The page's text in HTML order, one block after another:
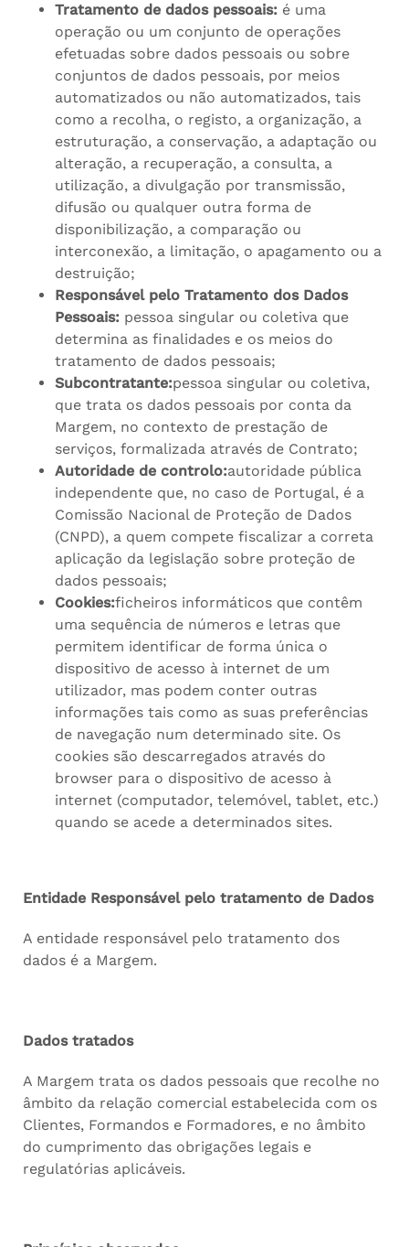
Tratamento de dados pessoais: é uma
operação ou um conjunto de operações
efetuadas sobre dados pessoais ou sobre
conjuntos de dados pessoais, por meios
automatizados ou não automatizados, tais
como a recolha, o registo, a organização, a
estruturação, a conservação, a adaptação ou
alteração, a recuperação, a consulta, a
utilização, a divulgação por transmissão,
difusão ou qualquer outra forma de
disponibilização, a comparação ou
interconexão, a limitação, o apagamento ou a
destruição;
Responsável pelo Tratamento dos Dados
Pessoais: pessoa singular ou coletiva que
determina as finalidades e os meios do
tratamento de dados pessoais;
Subcontratante:pessoa singular ou coletiva,
que trata os dados pessoais por conta da
Margem, no contexto de prestação de
serviços, formalizada através de Contrato;
Autoridade de controlo:autoridade pública
independente que, no caso de Portugal, é a
Comissão Nacional de Proteção de Dados
(CNPD), a quem compete fiscalizar a correta
aplicação da legislação sobre proteção de
dados pessoais;
Cookies:ficheiros informáticos que contêm
uma sequência de números e letras que
permitem identificar de forma única o
dispositivo de acesso à internet de um
utilizador, mas podem conter outras
informações tais como as suas preferências
de navegação num determinado site. Os
cookies são descarregados através do
browser para o dispositivo de acesso à
internet (computador, telemóvel, tablet, etc.)
quando se acede a determinados sites.
Entidade Responsável pelo tratamento de Dados
A entidade responsável pelo tratamento dos
dados é a Margem.
Dados tratados
A Margem trata os dados pessoais que recolhe no
âmbito da relação comercial estabelecida com os
Clientes, Formandos e Formadores, e no âmbito
do cumprimento das obrigações legais e
regulatórias aplicáveis.